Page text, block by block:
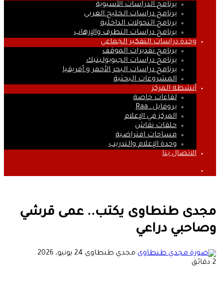
برنامج الدراسات الآسيوية
برنامج دراسات الخليج العربي
برنامج التحولات الداخلية
برنامج دراسات التطرف والإرهاب
وحدة دراسات التفكير الجماعي
برنامج تقديرات الموقف
برنامج دراسات الجيوبوليتيك
برنامج دراسات البحر الأحمر و أفريقيا
المشروعات البحثية
أنشطة المركز
لقاءات خاصة
بروفايل ـ Raa
المركز في الإعلام
حلقات نقاش
مساحات افتراضية
وحدة الإعلام والتدريب
الاتصال بنا
مجدى طنطاوى يكتب.. عمى قرشي
وصاحبي دراعي
مجدي طنطاوى أرسل
24 يونيو، 2026
2 دقائق